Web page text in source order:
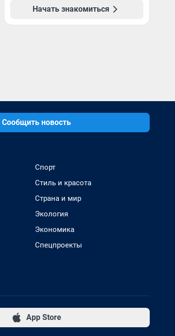
Начать знакомиться
Сообщить новость
Спорт
Стиль и красота
Страна и мир
Экология
Экономика
Спецпроекты
App Store